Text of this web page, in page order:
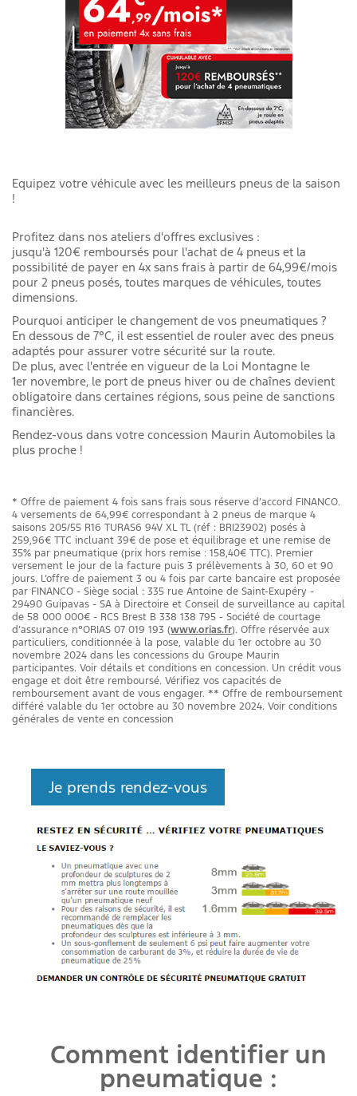
Equipez votre véhicule avec les meilleurs pneus de la saison
!
Profitez dans nos ateliers d'offres exclusives :
jusqu'à 120€ remboursés pour l'achat de 4 pneus et la
possibilité de payer en 4x sans frais à partir de 64,99€/mois
pour 2 pneus posés, toutes marques de véhicules, toutes
dimensions.
Pourquoi anticiper le changement de vos pneumatiques ?
En dessous de 7°C, il est essentiel de rouler avec des pneus
adaptés pour assurer votre sécurité sur la route.
De plus, avec l'entrée en vigueur de la Loi Montagne le
1er novembre, le port de pneus hiver ou de chaînes devient
obligatoire dans certaines régions, sous peine de sanctions
financières.
Rendez-vous dans votre concession Maurin Automobiles la
plus proche !
* Offre de paiement 4 fois sans frais sous réserve d’accord FINANCO.
4 versements de 64,99€ correspondant à 2 pneus de marque 4
saisons 205/55 R16 TURAS6 94V XL TL (réf : BRI23902) posés à
259,96€ TTC incluant 39€ de pose et équilibrage et une remise de
35% par pneumatique (prix hors remise : 158,40€ TTC). Premier
versement le jour de la facture puis 3 prélèvements à 30, 60 et 90
jours. L’offre de paiement 3 ou 4 fois par carte bancaire est proposée
par FINANCO - Siège social : 335 rue Antoine de Saint-Exupéry -
29490 Guipavas - SA à Directoire et Conseil de surveillance au capital
de 58 000 000€ - RCS Brest B 338 138 795 - Société de courtage
d’assurance n°ORIAS 07 019 193 (www.orias.fr). Offre réservée aux
particuliers, conditionnée à la pose, valable du 1er octobre au 30
novembre 2024 dans les concessions du Groupe Maurin
participantes. Voir détails et conditions en concession. Un crédit vous
engage et doit être remboursé. Vérifiez vos capacités de
remboursement avant de vous engager. ** Offre de remboursement
différé valable du 1er octobre au 30 novembre 2024. Voir conditions
générales de vente en concession
Je prends rendez-vous
Comment identifier un
pneumatique :